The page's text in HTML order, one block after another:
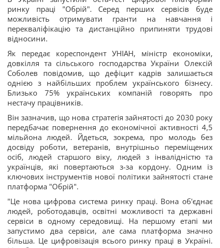
ринку праці "Обрій". Серед перших сервісів буде
можливість отримувати гранти на навчання і
перекваліфікацію та дистанційно припиняти трудові
відносини.
Як передає кореспондент УНІАН, міністр економіки,
довкілля та сільського господарства України Олексій
Соболев повідомив, що дефіцит кадрів залишається
однією з найбільших проблем українського бізнесу.
Близько 75% українських компаній говорять про
нестачу працівників.
Він зазначив, що нова стратегія зайнятості до 2030 року
передбачає повернення до економічної активності 4,5
мільйона людей. Йдеться, зокрема, про молодь без
досвіду роботи, ветеранів, внутрішньо переміщених
осіб, людей старшого віку, людей з інвалідністю та
українців, які повертаються з-за кордону. Одним із
ключових інструментів нової політики зайнятості стане
платформа "Обрій".
"Це нова цифрова система ринку праці. Вона об'єднає
людей, роботодавців, освітні можливості та державні
сервіси в одному середовищі. На першому етапі ми
запустимо два сервіси, але сама платформа значно
більша. Це цифровізація всього ринку праці в Україні.